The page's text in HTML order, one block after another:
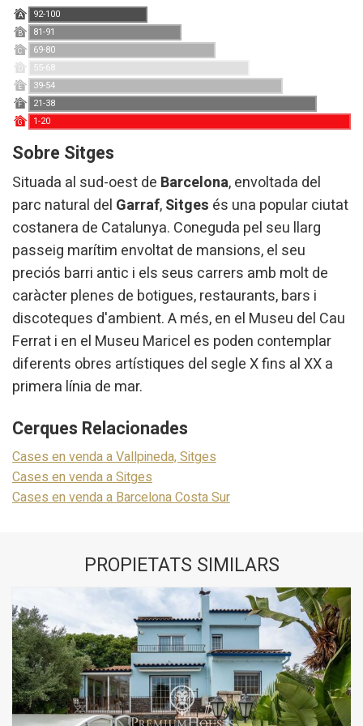
A 92-100
B 81-91
C 69-80
D 55-68
E 39-54
F 21-38
G 1-20
Sobre Sitges
Situada al sud-oest de Barcelona, envoltada del
parc natural del Garraf,Sitges és una popular ciutat
costanera de Catalunya. Coneguda pel seu llarg
passeig marítim envoltat de mansions, el seu
preciós barri antic i els seus carrers amb molt de
caràcter plenes de botigues, restaurants, bars i
discoteques d'ambient. A més, en el Museu del Cau
Ferrat i en el Museu Maricel es poden contemplar
diferents obres artístiques del segle X fins al XX a
primera línia de mar.
Cerques Relacionades
Cases en venda a Vallpineda, Sitges
Cases en venda a Sitges
Cases en venda a Barcelona Costa Sur
PROPIETATS SIMILARS